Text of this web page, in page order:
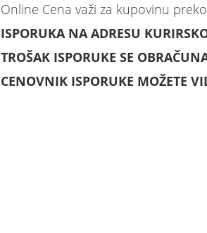
Online Cena važi za kupovinu
ISPORUKA NA ADRESU
TROŠAK ISPORUKE SE
CENOVNIK ISPORUKE MOŽETE